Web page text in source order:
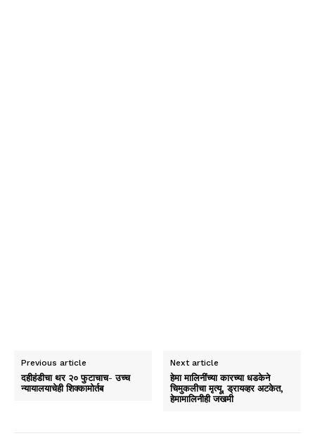
Previous article
दहीहंडीचा थर २० फुटाचाच- उच्च
न्यायालयाचेही शिक्कामोर्तब
Next article
हेमा मालिनींच्या कारच्या धडकेने
चिमुकलीचा मृत्यू, ड्रायव्हर अटकेत,
हेमामालिनीही जखमी